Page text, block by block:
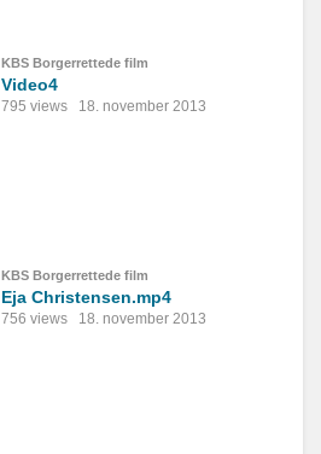
KBS Borgerrettede film
Video4
795 views 18. november 2013
KBS Borgerrettede film
Eja Christensen.mp4
756 views 18. november 2013